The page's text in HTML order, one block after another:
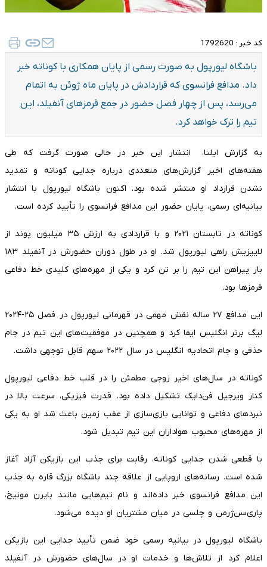
کد خبر : 1792620
باشگاه لیورپول به صورت رسمی از پایان همکاری با کوناته خبر
داد. مدافع فرانسوی که قراردادش در پایان ماه ژوئن به اتمام
می‌رسد، پس از چهار فصل حضور در جمع قرمزهای آنفیلد، این
تیم را ترک خواهد کرد.
به گزارش ایلنا، انتشار این خبر در حالی صورت گرفت که طی
هفته‌های اخیر گزارش‌های متعددی درباره جدایی کوناته و تمدید
نشدن قرارداد او منتشر شده بود. اکنون باشگاه لیورپول با انتشار
بیانیه‌ای رسمی، پایان حضور این مدافع فرانسوی را تأیید کرده است.
کوناته در تابستان ۲۰۲۱ و با قراردادی به ارزش ۳۵ میلیون پوند از
لایپزیش راهی لیورپول شد. او در طول دوران حضورش در آنفیلد ۱۸۳
بار پیراهن این تیم را بر تن کرد و یکی از مهره‌های کلیدی خط دفاعی
قرمزها بود.
این مدافع ۲۷ ساله نقش مهمی در قهرمانی لیورپول در فصل ۲۵-۲۰۲۴
لیگ برتر انگلیس ایفا کرد و همچنین در موفقیت‌های این تیم در جام
حذفی و جام اتحادیه انگلیس در سال ۲۰۲۲ سهم قابل توجهی داشت.
کوناته در سال‌های اخیر زوجی مطمئن را در قلب خط دفاعی لیورپول
کنار ویرجیل فن‌دایک تشکیل داده بود. قدرت فیزیکی، سرعت بالا در
نبردهای دفاعی و توانایی بازی‌سازی از عقب زمین باعث شد او به یکی
از مهره‌های محبوب هواداران این تیم تبدیل شود.
با قطعی شدن جدایی کوناته، رقابت برای جذب این بازیکن آزاد آغاز
شده است. رسانه‌های اروپایی از علاقه چند باشگاه بزرگ قاره به جذب
این مدافع فرانسوی خبر داده‌اند و نام تیم‌هایی مانند بایرن مونیخ،
پاری‌سن‌ژرمن و چلسی در میان مشتریان او دیده می‌شود.
باشگاه لیورپول در بیانیه رسمی خود ضمن تأیید جدایی این بازیکن
اعلام کرد از تلاش‌ها و خدمات او در سال‌های حضورش در آنفیلد